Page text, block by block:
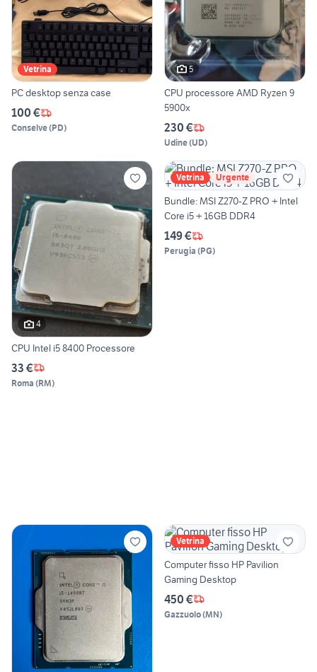
Vetrina
PC desktop senza case
100 €
Conselve(PD)
5
CPU processore AMD Ryzen 9
5900x
230 €
Udine(UD)
4
CPU Intel i5 8400 Processore
33 €
Roma (RM)
Vetrina Urgente
Bundle: MSI Z270-Z PRO + Intel
Core i5 + 16GB DDR4
149 €
Perugia (PG)
Vetrina
Computer fisso HP Pavilion
Gaming Desktop
450 €
Gazzuolo(MN)